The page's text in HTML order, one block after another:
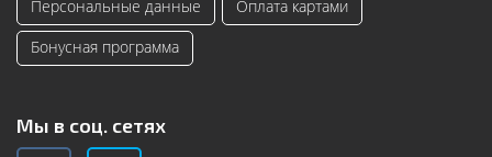
Персональные данные
Оплата картами
Бонусная программа
Мы в соц. сетях